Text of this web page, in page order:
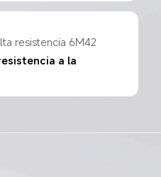
resistencia 6M42
a la